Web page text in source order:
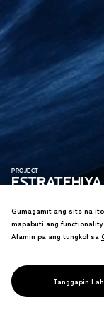
PROJECT
NG
WASTE NG
JAPAN
Gumagamit ang site na
mapabuti ang
Alamin pa ang tungkol sa
Tanggapin